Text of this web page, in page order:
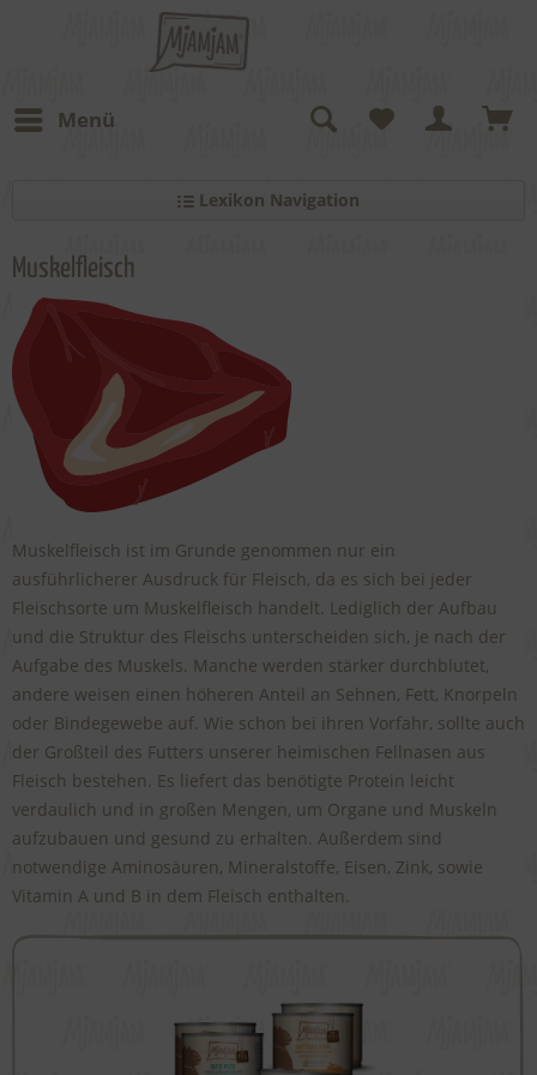
Menü
Lexikon Navigation
Muskelfleisch
Muskelfleisch ist im Grunde genommen nur ein
ausführlicherer Ausdruck für Fleisch, da es sich bei jeder
Fleischsorte um Muskelfleisch handelt. Lediglich der Aufbau
und die Struktur des Fleischs unterscheiden sich, je nach der
Aufgabe des Muskels. Manche werden stärker durchblutet,
andere weisen einen höheren Anteil an Sehnen, Fett, Knorpeln
oder Bindegewebe auf. Wie schon bei ihren Vorfahr, sollte auch
der Großteil des Futters unserer heimischen Fellnasen aus
Fleisch bestehen. Es liefert das benötigte Protein leicht
verdaulich und in großen Mengen, um Organe und Muskeln
aufzubauen und gesund zu erhalten. Außerdem sind
notwendige Aminosäuren, Mineralstoffe, Eisen, Zink, sowie
Vitamin A und B in dem Fleisch enthalten.